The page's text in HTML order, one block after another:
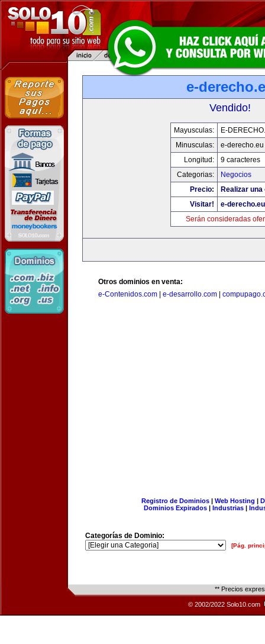
e-
Vendido!
Mayusculas:
E-
Minusculas:
e-derecho.eu
Longitud:
9 caracteres
Categorias:
Negocios
Precio:
Realizar
Visitar!
e-derecho.eu
Serán consideradas
Otros dominios en venta:
e-Contenidos.com
e-desarrollo.com
Registro de Dominios| Web Hosting |
Dominios Expirados | Industrias |
Categorías de Dominio:
[Pág.
** Precios
© 2002/2022 Solo10.com